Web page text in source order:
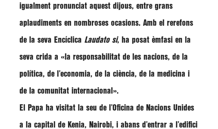
igualment pronunciat aquest dijous, entre grans
aplaudiments en nombroses ocasions. Amb el rerefons
de la seva Encíclica Laudato si, ha posat èmfasi en la
seva crida a «la responsabilitat de les nacions, de la
política, de l’economia, de la ciència, de la medicina i
de la comunitat internacional».
El Papa ha visitat la seu de l’Oficina de Nacions Unides
a la capital de Kenia, Nairobi, i abans d’entrar a l’edifici